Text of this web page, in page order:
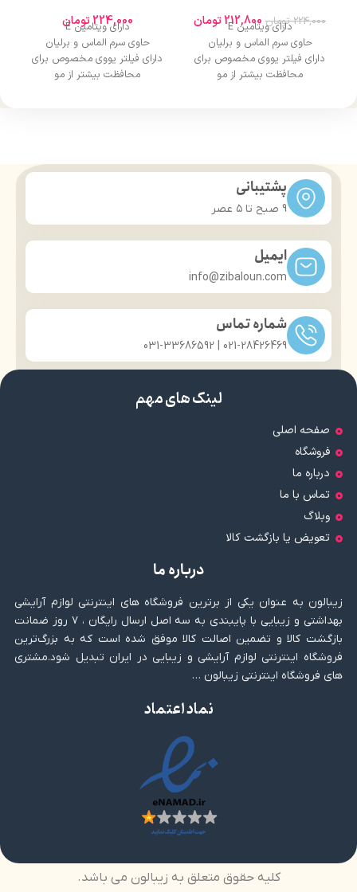
224,000 تومان 212,800تومان
دارای ویتامین E
حاوی سرم الماس و برلیان
دارای فیلتر یووی مخصوص برای
محافظت بیشتر از مو
224,000تومان
دارای ویتامین E
حاوی سرم الماس و برلیان
دارای فیلتر یووی مخصوص برای
محافظت بیشتر از مو
پشتیبانی
9 صبح تا ۵ عصر
ایمیل
info@zibaloun.com
شماره تماس
021-28426469 | 031-33686592
لینک های مهم
صفحه اصلی
فروشگاه
درباره ما
تماس با ما
وبلاگ
تعویض یا بازگشت کالا
درباره ما
زیبالون به عنوان یکی از برترین فروشگاه های اینترنتی لوازم آرایشی
بهداشتی و زیبایی با پایبندی به سه اصل ارسال رایگان ، ۷ روز ضمانت
بازگشت کالا و تضمین اصالت کالا موفق شده است که به بزرگ‌ترین
فروشگاه اینترنتی لوازم آرایشی و زیبایی در ایران تبدیل شود.مشتری
های فروشگاه اینترنتی زیبالون …
نماد اعتماد
کلیه حقوق متعلق به زیبالون می باشد.